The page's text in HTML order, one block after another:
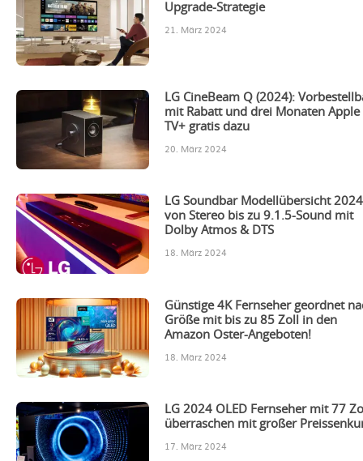
Upgrade-Strategie
21. März 2024
LG CineBeam Q (2024):
mit Rabatt und drei Monaten Apple
TV+ gratis dazu
20. März 2024
LG Soundbar Modellübersicht
von Stereo bis zu 9.1.5-Sound mit
Dolby Atmos & DTS
18. März 2024
Günstige 4K Fernseher geordnet
Größe mit bis zu 85 Zoll in den
Amazon Oster-Angeboten!
18. März 2024
LG 2024 OLED Fernseher mit 77
überraschen mit großer
17. März 2024